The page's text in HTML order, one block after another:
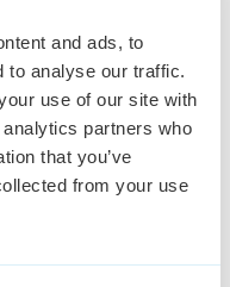
and ads, to
to analyse our traffic.
use of our site with
partners who
that you’ve
from your use
afkomstig van de
gerechten te vertellen
verbonden aan